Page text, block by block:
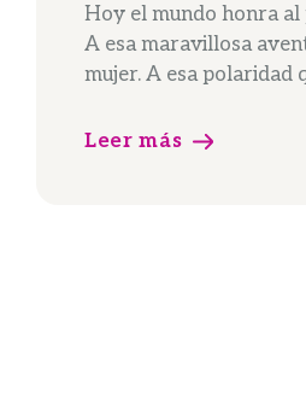
Hoy el mundo honra
A esa maravillosa
mujer. A esa polaridad
Leer más